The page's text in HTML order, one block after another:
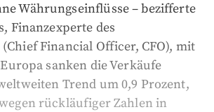
Währungseinflüsse – bezifferte
Finanzexperte des
Financial Officer, CFO), mit
sanken die Verkäufe
Trend um 0,9 Prozent,
rückläufiger Zahlen in